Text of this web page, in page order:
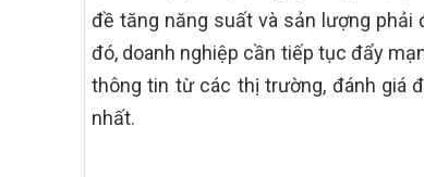
đề tăng năng suất và sản lượng phải
đó, doanh nghiệp cần tiếp tục đẩy
thông tin từ các thị trường, đánh giá
nhất.